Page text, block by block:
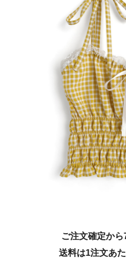
ご注文確定か
送料は1注文あ